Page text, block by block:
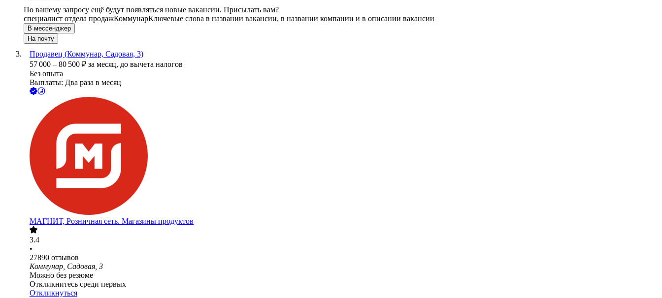
По вашему запросу ещё будут появляться новые вакансии. Присылать вам?
специалист отдела продажКоммунарКлючевые слова в названии вакансии, в названии компании и в описании вакансии
В мессенджер
На почту
Продавец (Коммунар, Садовая, 3)
57 000 – 80 500 ₽ за месяц, до вычета налогов
Без опыта
Выплаты: Два раза в месяц
МАГНИТ, Розничная сеть. Магазины продуктов
3.4
•
27890 отзывов
Коммунар, Садовая, 3
Можно без резюме
Откликнитесь среди первых
Откликнуться